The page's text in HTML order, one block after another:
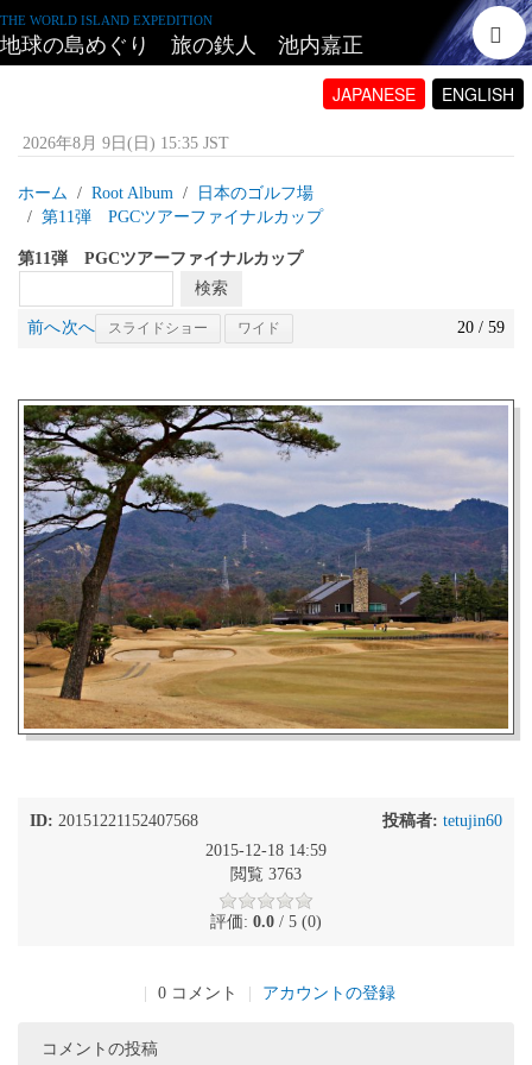
THE WORLD ISLAND EXPEDITION
地球の島めぐり 旅の鉄人 池内嘉正
JAPANESE ENGLISH
2026年8月 9日(日) 15:35 JST
ホーム Root Album
日本のゴルフ場
第11弾 PGCツアーファイナルカップ
第11弾 PGCツアーファイナルカップ
前へ次へ スライドショー ワイド 20 / 59
ID: 20151221152407568 投稿者: tetujin60
2015-12-18 14:59
閲覧 3763
評価: 0.0 / 5 (0)
0 コメント アカウントの登録
コメントの投稿